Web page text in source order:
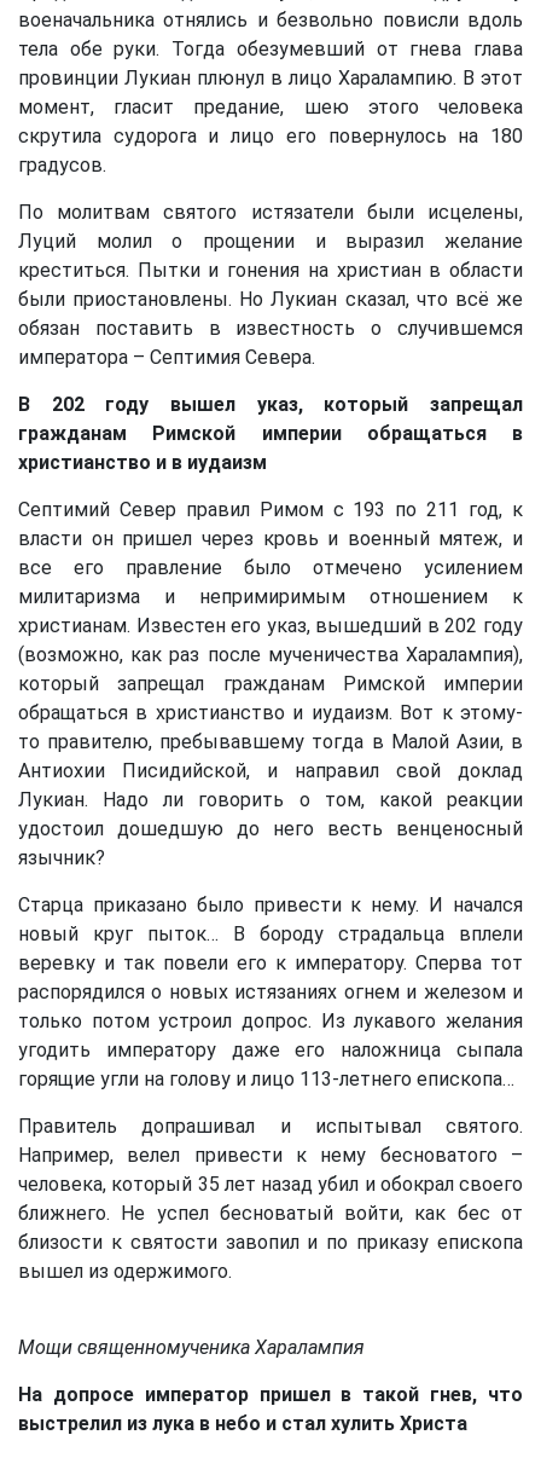
военачальника отнялись и безвольно повисли вдоль
тела обе руки. Тогда обезумевший от гнева глава
провинции Лукиан плюнул в лицо Харалампию. В этот
момент, гласит предание, шею этого человека
скрутила судорога и лицо его повернулось на 180
градусов.
По молитвам святого истязатели были исцелены,
Луций молил о прощении и выразил желание
креститься. Пытки и гонения на христиан в области
были приостановлены. Но Лукиан сказал, что всё же
обязан поставить в известность о случившемся
императора – Септимия Севера.
В 202 году вышел указ, который запрещал
гражданам Римской империи обращаться в
христианство и в иудаизм
Септимий Север правил Римом с 193 по 211 год, к
власти он пришел через кровь и военный мятеж, и
все его правление было отмечено усилением
милитаризма и непримиримым отношением к
христианам. Известен его указ, вышедший в 202 году
(возможно, как раз после мученичества Харалампия),
который запрещал гражданам Римской империи
обращаться в христианство и иудаизм. Вот к этому-
то правителю, пребывавшему тогда в Малой Азии, в
Антиохии Писидийской, и направил свой доклад
Лукиан. Надо ли говорить о том, какой реакции
удостоил дошедшую до него весть венценосный
язычник?
Старца приказано было привести к нему. И начался
новый круг пыток… В бороду страдальца вплели
веревку и так повели его к императору. Сперва тот
распорядился о новых истязаниях огнем и железом и
только потом устроил допрос. Из лукавого желания
угодить императору даже его наложница сыпала
горящие угли на голову и лицо 113-летнего епископа…
Правитель допрашивал и испытывал святого.
Например, велел привести к нему бесноватого –
человека, который 35 лет назад убил и обокрал своего
ближнего. Не успел бесноватый войти, как бес от
близости к святости завопил и по приказу епископа
вышел из одержимого.
Мощи священномученика Харалампия
На допросе император пришел в такой гнев, что
выстрелил из лука в небо и стал хулить Христа